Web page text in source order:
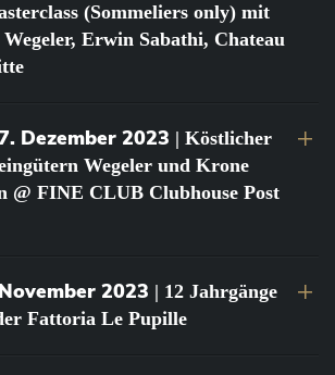
(Sommeliers only) mit
Erwin Sabathi, Chateau
Dezember 2023 | Köstlicher
Wegeler und Krone
@ FINE CLUB Clubhouse Post
2023 | 12 Jahrgänge
Fattoria Le Pupille